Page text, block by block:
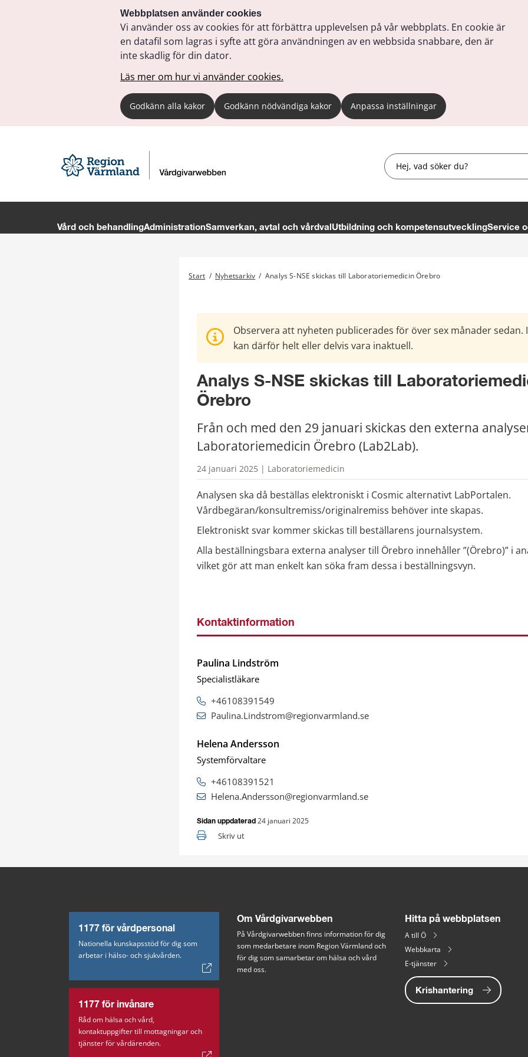
Webbplatsen använder cookies
Vi använder oss av cookies för att förbättra upplevelsen på vår webbplats. En cookie är
en datafil som lagras i syfte att göra användningen av en webbsida snabbare, den är
inte skadlig för din dator.
Läs mer om hur vi använder cookies.
Godkänn alla kakor Godkänn nödvändiga kakor Anpassa inställningar
Sök
Vård och behandlingAdministrationSamverkan, avtal och vårdval Utbildning och kompetensutvecklingService
Start / Nyhetsarkiv / Analys S-NSE skickas till Laboratoriemedicin Örebro
Observera att nyheten publicerades för över sex månader
kan därför helt eller delvis vara inaktuell.
Analys S-NSE skickas till
Örebro
Från och med den 29 januari skickas den externa
Laboratoriemedicin Örebro (Lab2Lab).
24 januari 2025 | Laboratoriemedicin
Analysen ska då beställas elektroniskt i Cosmic alternativt LabPortalen.
Vårdbegäran/konsultremiss/originalremiss behöver inte skapas.
Elektroniskt svar kommer skickas till beställarens journalsystem.
Alla beställningsbara externa analyser till Örebro innehåller ”(Örebro)” i
vilket gör att man enkelt kan söka fram dessa i beställningsvyn.
Kontaktinformation
Paulina Lindström
Specialistläkare
+46108391549
Paulina.Lindstrom@regionvarmland.se
Helena Andersson
Systemförvaltare
+46108391521
Helena.Andersson@regionvarmland.se
Sidan uppdaterad 24 januari 2025
Skriv ut
1177 för vårdpersonal
Nationella kunskapsstöd för dig som
arbetar i hälso- och sjukvården.
1177 för invånare
Råd om hälsa och vård,
kontaktuppgifter till mottagningar och
tjänster för vårdärenden.
Om Vårdgivarwebben
På Vårdgivarwebben finns information för dig
som medarbetare inom Region Värmland och
för dig som samarbetar om hälsa och vård
med oss.
Hitta på webbplatsen
A till Ö
Webbkarta
E-tjänster
Krishantering